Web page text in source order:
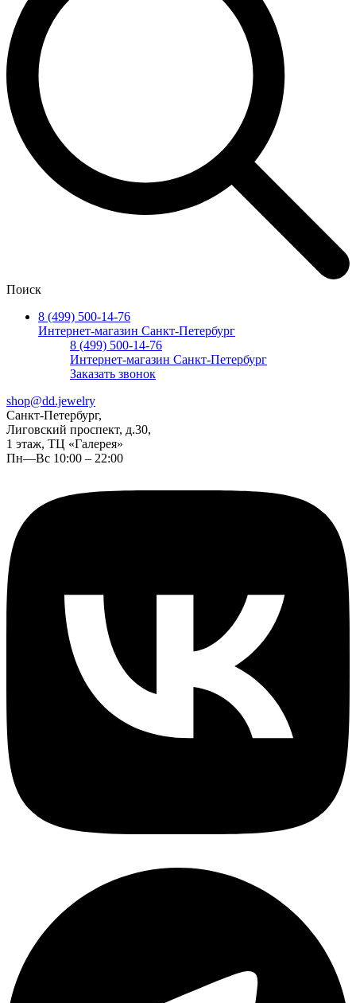
Поиск
8 (499) 500-14-76
Интернет-магазин Санкт-Петербург
8 (499) 500-14-76
Интернет-магазин Санкт-Петербург
Заказать звонок
shop@dd.jewelry
Санкт-Петербург,
Лиговский проспект, д.30,
1 этаж, ТЦ «Галерея»
Пн—Вс 10:00 – 22:00